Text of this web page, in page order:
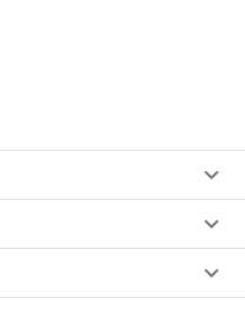
keyboard_arrow_down
keyboard_arrow_down
keyboard_arrow_down